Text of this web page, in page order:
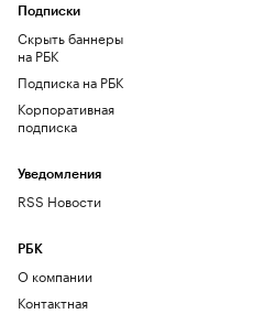
Подписки
Скрыть баннеры
на РБК
Подписка на РБК
Корпоративная
подписка
Уведомления
RSS Новости
РБК
О компании
Контактная